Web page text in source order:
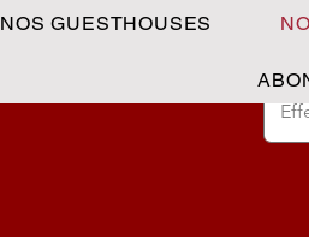
NOS GUESTHOUSES